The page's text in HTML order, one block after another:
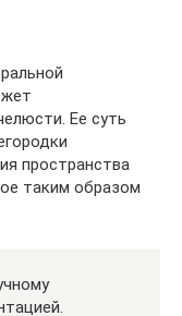
Ее суть
пространства
таким образом